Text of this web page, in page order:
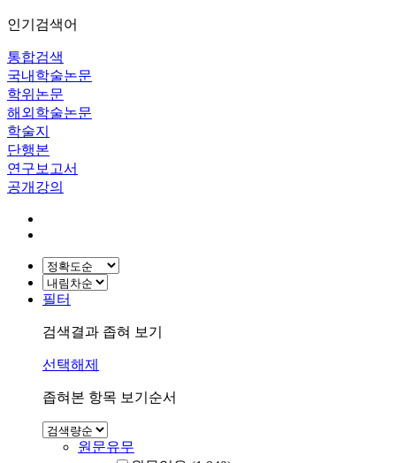
인기검색어
통합검색
국내학술논문
학위논문
해외학술논문
학술지
단행본
연구보고서
공개강의
필터
검색결과 좁혀 보기
선택해제
좁혀본 항목 보기순서
원문유무